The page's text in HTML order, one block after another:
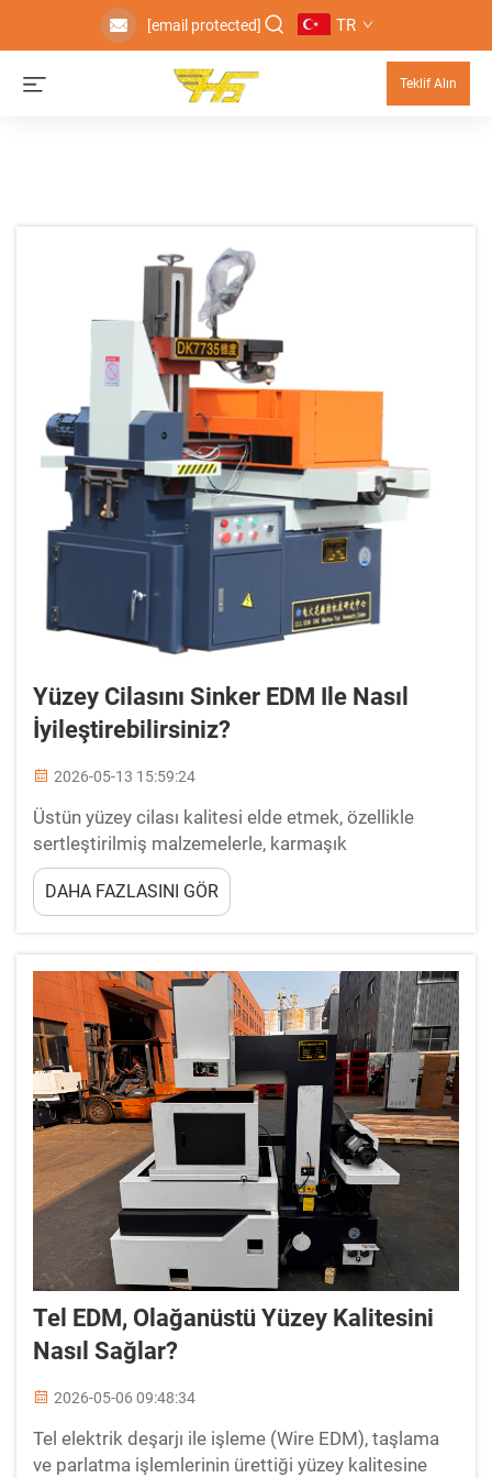
[email protected] TR
Teklif Alın
Yüzey Cilasını Sinker EDM Ile Nasıl
İyileştirebilirsiniz?
2026-05-13 15:59:24
Üstün yüzey cilası kalitesi elde etmek, özellikle
sertleştirilmiş malzemelerle, karmaşık
geometrilerle ve ince detaylı kalıp boşluklarıyla
çalışırken hassas imalatta en kritik zorluklardan biri
olarak kalmaya devam etmektedir. Sinker EDM, aynı
DAHA FAZLASINI GÖR
Tel EDM, Olağanüstü Yüzey Kalitesini
Nasıl Sağlar?
2026-05-06 09:48:34
Tel elektrik deşarjı ile işleme (Wire EDM), taşlama
ve parlatma işlemlerinin ürettiği yüzey kalitesine